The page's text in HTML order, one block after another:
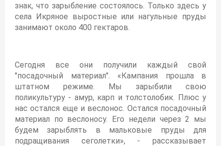
знак, что зарыбление состоялось. Только здесь у
села Икряное выростные или нагульные пруды
занимают около 400 гектаров.
Сегодня все они получили каждый свой
"посадочный материал". «Кампания прошла в
штатном режиме. Мы зарыбили свою
поликультуру - амур, карп и толстолобик. Плюс у
нас остался еще и веслонос. Остался посадочный
материал по веслоносу. Его недели через 2 мы
будем зарыблять в мальковые пруды для
подращивания сеголетки», - рассказывает